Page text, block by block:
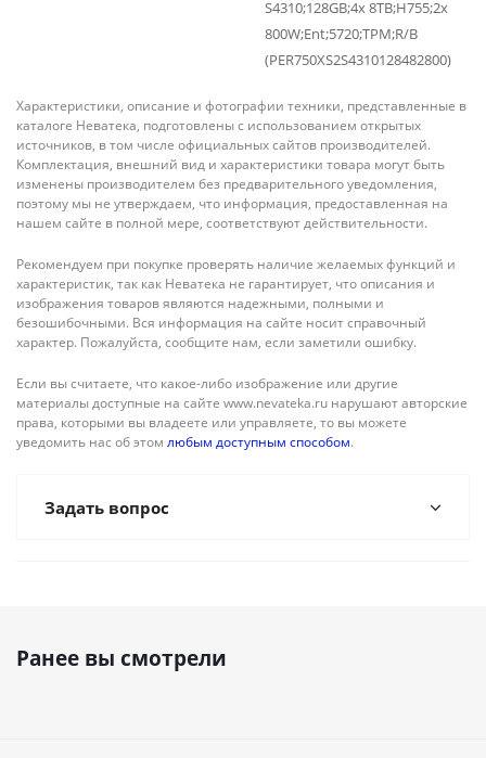
S4310;128GB;4х 8TB;H755;2х
800W;Ent;5720;TPM;R/B
(PER750XS2S4310128482800)
Характеристики, описание и фотографии техники, представленные в
каталоге Неватека, подготовлены с использованием открытых
источников, в том числе официальных сайтов производителей.
Комплектация, внешний вид и характеристики товара могут быть
изменены производителем без предварительного уведомления,
поэтому мы не утверждаем, что информация, предоставленная на
нашем сайте в полной мере, соответствуют действительности.
Рекомендуем при покупке проверять наличие желаемых функций и
характеристик, так как Неватека не гарантирует, что описания и
изображения товаров являются надежными, полными и
безошибочными. Вся информация на сайте носит справочный
характер. Пожалуйста, сообщите нам, если заметили ошибку.
Если вы считаете, что какое-либо изображение или другие
материалы доступные на сайте www.nevateka.ru нарушают авторские
права, которыми вы владеете или управляете, то вы можете
уведомить нас об этом любым доступным способом.
Задать вопрос
Ранее вы смотрели